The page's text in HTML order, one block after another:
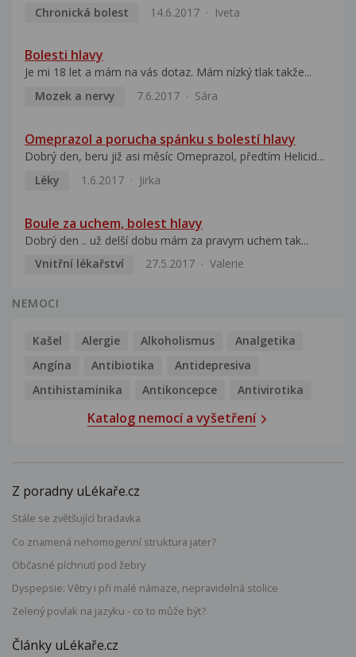
Chronická bolest
14.6.2017 Iveta
Bolesti hlavy
Je mi 18 let a mám na vás dotaz. Mám nízký tlak takže...
Mozek a nervy
7.6.2017 Sára
Omeprazol a porucha spánku s bolestí hlavy
Dobrý den, beru již asi měsíc Omeprazol, předtím Helicid...
Léky
1.6.2017 Jirka
Boule za uchem, bolest hlavy
Dobrý den .. už delší dobu mám za pravym uchem tak...
Vnitřní lékařství
27.5.2017 Valerie
NEMOCI
Kašel Alergie Alkoholismus
Analgetika
Angína
Antibiotika
Antidepresiva
Antihistaminika
Antikoncepce Antivirotika
Katalog nemocí a vyšetření
Z poradny uLékaře.cz
Stále se zvětšující bradavka
Co znamená nehomogenní struktura jater?
Občasné píchnutí pod žebry
Dyspepsie: Větry i při malé námaze, nepravidelná stolice
Zelený povlak na jazyku - co to může být?
Články uLékaře.cz